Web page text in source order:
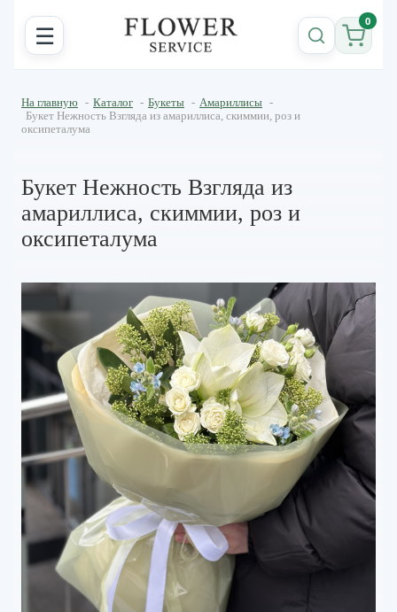
☰ 0
На главную - Каталог - Букеты - Амариллисы -
Букет Нежность Взгляда из амариллиса, скиммии, роз и
оксипеталума
Букет Нежность Взгляда из
амариллиса, скиммии, роз и
оксипеталума